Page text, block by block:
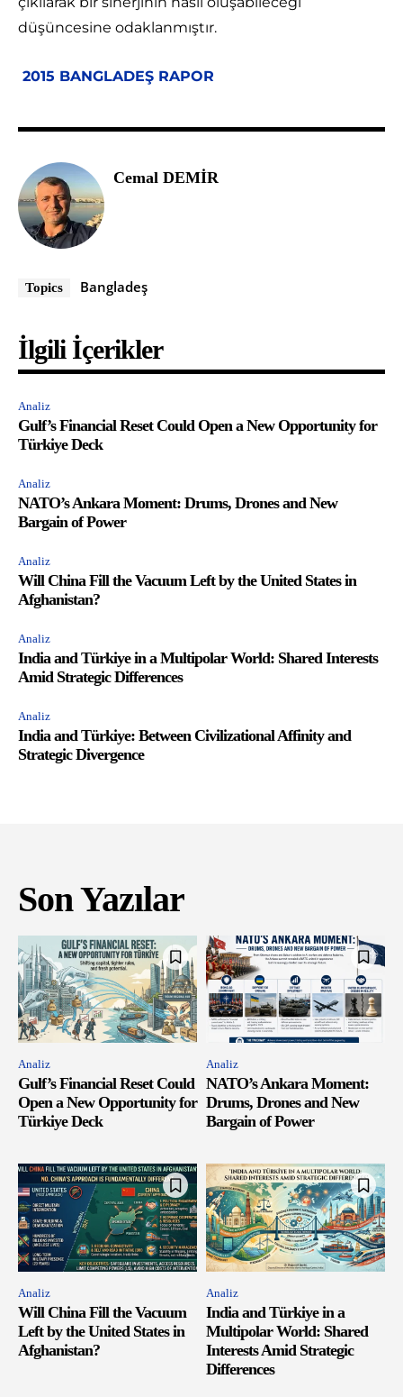
düşüncesine odaklanmıştır.
2015 BANGLADEŞ RAPOR
Cemal DEMİR
Topics Bangladeş
İlgili İçerikler
Analiz
Gulf’s Financial Reset Could Open a New Opportunity for
Türkiye Deck
Analiz
NATO’s Ankara Moment: Drums, Drones and New
Bargain of Power
Analiz
Will China Fill the Vacuum Left by the United States in
Afghanistan?
Analiz
India and Türkiye in a Multipolar World: Shared Interests
Amid Strategic Differences
Analiz
India and Türkiye: Between Civilizational Affinity and
Strategic Divergence
Son Yazılar
Analiz
Gulf’s Financial Reset Could
Open a New Opportunity for
Türkiye Deck
Analiz
NATO’s Ankara Moment:
Drums, Drones and New
Bargain of Power
Analiz
Will China Fill the Vacuum
Left by the United States in
Afghanistan?
Analiz
India and Türkiye in a
Multipolar World: Shared
Interests Amid Strategic
Differences